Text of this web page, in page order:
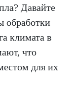
Давайте
обработки
климата в
что
для их